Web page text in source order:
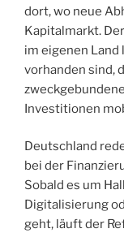
dort, wo neue
Kapitalmarkt.
im eigenen
vorhanden sind,
Investitionen
Deutschland
bei der
Sobald es um
Digitalisierung
geht, läuft der